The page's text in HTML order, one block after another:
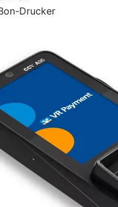
Drucker